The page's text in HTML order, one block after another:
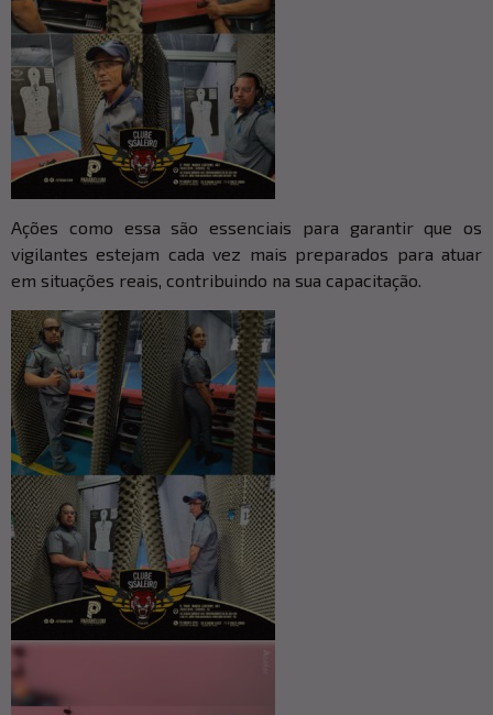
Ações como essa são essenciais para garantir que os
vigilantes estejam cada vez mais preparados para atuar
em situações reais, contribuindo na sua capacitação.